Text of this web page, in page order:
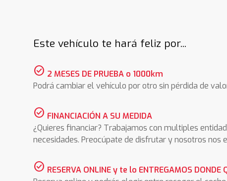
Este vehículo te hará feliz por...
check_circle 2 MESES DE PRUEBA o 1000km
Podrá cambiar el vehículo por otro sin pérdida de
check_circle FINANCIACIÓN A SU MEDIDA
¿Quieres financiar? Trabajamos con multiples
necesidades. Preocúpate de disfrutar y nosotros nos
check_circle RESERVA ONLINE y te lo ENTREGAMOS DONDE